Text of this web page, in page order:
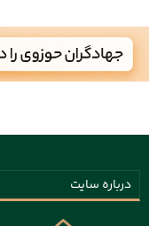
درباره سایت